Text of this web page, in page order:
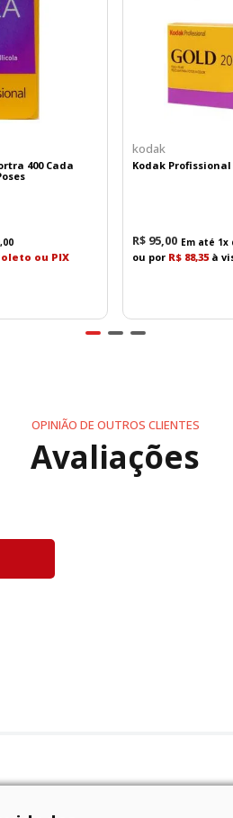
uma fonte de energia
necessidades tecnológicas
400 Cada
,00
ou PIX
kodak
Kodak Profissional
R$ 95 00 Em até 1x
ou por R$ 88,35 à
OPINIÃO DE OUTROS CLIENTES
Avaliações